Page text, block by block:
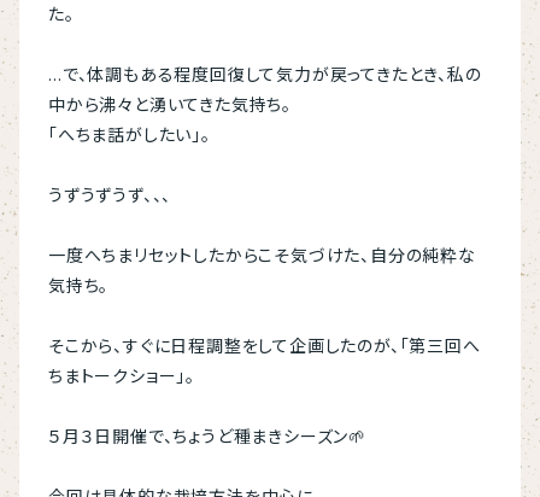
た。
…で、体調もある程度回復して気力が戻ってきたとき、私の
中から沸々と湧いてきた気持ち。
「へちま話がしたい」。
うずうずうず、、、
一度へちまリセットしたからこそ気づけた、自分の純粋な
気持ち。
そこから、すぐに日程調整をして企画したのが、「第三回へ
ちまトークショー」。
５月３日開催で、ちょうど種まきシーズン🌱